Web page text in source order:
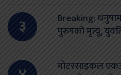
३
Breaking:
पुरुषको मृत्यू,
मोटरसाइकल